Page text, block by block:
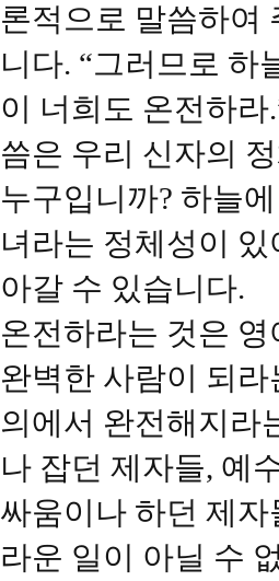
론적으로 말씀하여
니다. “그러므로 하
이 너희도 온전하라
씀은 우리 신자의
누구입니까? 하늘
녀라는 정체성이
아갈 수 있습니다.
온전하라는 것은
완벽한 사람이 되
의에서 완전해지라
나 잡던 제자들, 예
싸움이나 하던 제
라운 일이 아닐 수